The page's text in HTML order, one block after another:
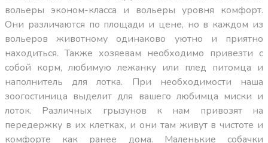
вольеры эконом-класса и вольеры уровня комфорт.
Они различаются по площади и цене, но в каждом из
вольеров животному одинаково уютно и приятно
находиться. Также хозяевам необходимо привезти с
собой корм, любимую лежанку или плед питомца и
наполнитель для лотка. При необходимости наша
зоогостиница выделит для вашего любимца миски и
лоток. Различных грызунов к нам привозят на
передержку в их клетках, и они там живут в чистоте и
комфорте как ранее дома. Маленькие собачки